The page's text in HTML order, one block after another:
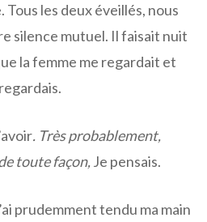
Tous les deux éveillés, nous
silence mutuel. Il faisait nuit
la femme me regardait et
. Très probablement,
toute façon,Je pensais.
prudemment tendu ma main